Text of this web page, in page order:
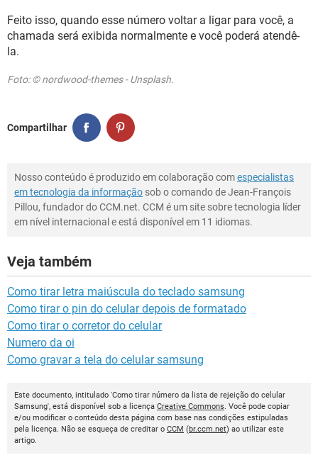
Feito isso, quando esse número voltar a ligar para você, a
chamada será exibida normalmente e você poderá atendê-
la.
Foto: © nordwood-themes - Unsplash.
Compartilhar
Nosso conteúdo é produzido em colaboração comespecialistas
em tecnologia da informação sob o comando de Jean-François
Pillou, fundador do CCM.net. CCM é um site sobre tecnologia líder
em nível internacional e está disponível em 11 idiomas.
Veja também
Como tirar letra maiúscula do teclado samsung
Como tirar o pin do celular depois de formatado
Como tirar o corretor do celular
Numero da oi
Como gravar a tela do celular samsung
Este documento, intitulado 'Como tirar número da lista de rejeição do celular
Samsung', está disponível sob a licença Creative Commons. Você pode copiar
e/ou modificar o conteúdo desta página com base nas condições estipuladas
pela licença. Não se esqueça de creditar o CCM (br.ccm.net) ao utilizar este
artigo.